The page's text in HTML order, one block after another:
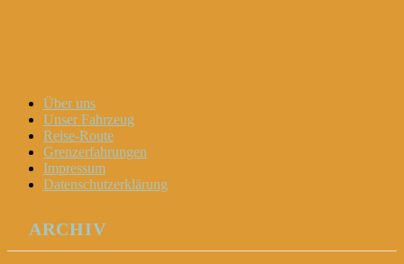
Menu
Widgets
Search
Skip
content
Über uns
Unser Fahrzeug
Reise-Route
Grenzerfahrungen
Impressum
Datenschutzerklärung
ARCHIV